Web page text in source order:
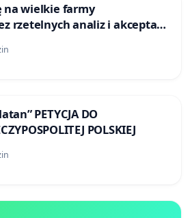
na wielkie farmy
rzetelnych analiz i akceptacji
PETYCJA DO
POLSKIEJ